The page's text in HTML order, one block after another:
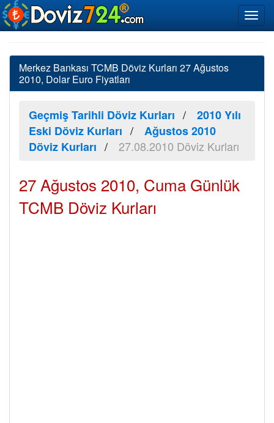
Merkez Bankası TCMB Döviz Kurları 27 Ağustos
2010, Dolar Euro Fiyatları
Geçmiş Tarihli Döviz Kurları
2010 Yılı
Eski Döviz Kurları
Ağustos 2010
Döviz Kurları
27.08.2010 Döviz Kurları
27 Ağustos 2010, Cuma Günlük
TCMB Döviz Kurları